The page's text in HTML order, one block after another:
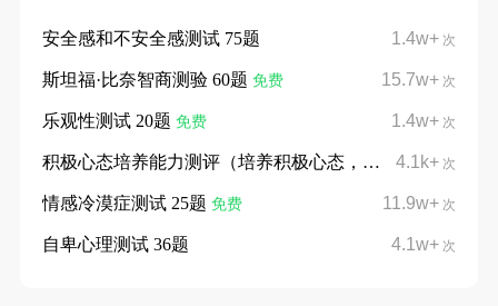
1.4w+ 次
安全感和不安全感测试 75题
15.7w+ 次
斯坦福·比奈智商测验 60题 免费
1.4w+ 次
乐观性测试 20题 免费
4.1k+ 次
积极心态培养能力测评（培养积极心态，摆脱消极内耗）
11.9w+ 次
情感冷漠症测试 25题 免费
4.1w+ 次
自卑心理测试 36题